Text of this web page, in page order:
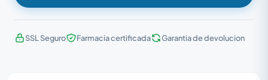
SSL Seguro Farmacia certificada Garantia de devolucion